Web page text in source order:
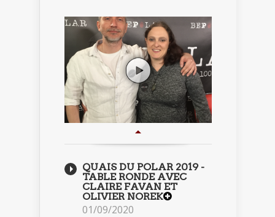
QUAIS DU POLAR 2019 -
TABLE RONDE AVEC
CLAIRE FAVAN ET
OLIVIER NOREK
01/09/2020